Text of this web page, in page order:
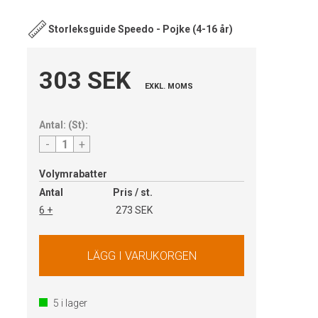
Storleksguide Speedo - Pojke (4-16 år)
303 SEK EXKL. MOMS
Antal: (St):
- +
Volymrabatter
Antal
Pris / st.
6 +
273 SEK
5 i lager